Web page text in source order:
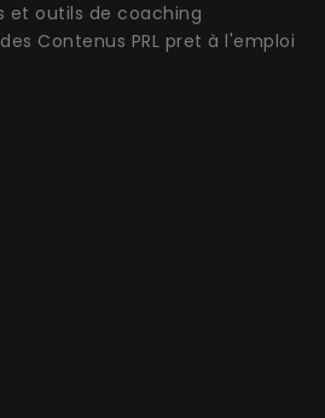
et outils de coaching
Contenus PRL pret à l'emploi